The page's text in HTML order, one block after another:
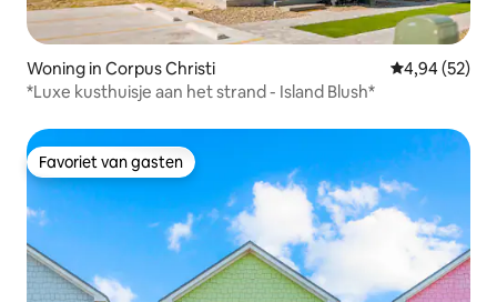
Woning in Corpus Christi Gemiddelde
4,94 (52)
*Luxe kusthuisje aan het strand - Island Blush*
Favoriet van gasten
Favoriet van gasten